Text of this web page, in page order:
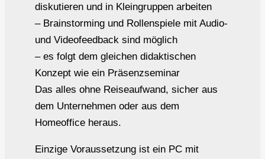
diskutieren und in Kleingruppen arbeiten
– Brainstorming und Rollenspiele mit Audio-
und Videofeedback sind möglich
– es folgt dem gleichen didaktischen
Konzept wie ein Präsenzseminar
Das alles ohne Reiseaufwand, sicher aus
dem Unternehmen oder aus dem
Homeoffice heraus.
Einzige Voraussetzung ist ein PC mit